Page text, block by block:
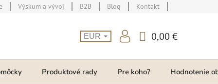
Výskum a vývoj B2B Blog Kontakt
EUR
KOŠÍK
0,00 €
Produktové rady Pre koho? Hodnotenie